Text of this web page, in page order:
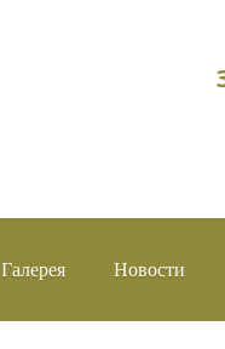
Галерея Новости